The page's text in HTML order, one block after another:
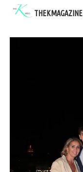
THEKMAGAZINE